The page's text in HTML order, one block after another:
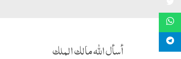
أسأل الله مالك الملك